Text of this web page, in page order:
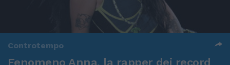
Controtempo
Fenomeno Anna, la rapper dei record